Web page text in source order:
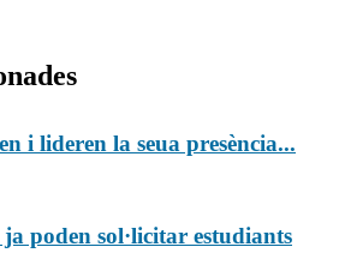
i lideren la seua presència...
poden sol·licitar estudiants